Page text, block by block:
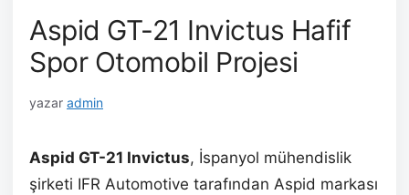
Aspid GT-21 Invictus Hafif
Spor Otomobil Projesi
yazar admin
Aspid GT-21 Invictus, İspanyol mühendislik
şirketi IFR Automotive tarafından Aspid markası